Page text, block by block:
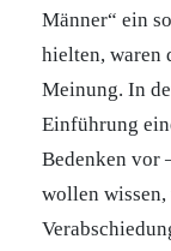
Männer“ ein
hielten, waren
Meinung. In
Einführung
Bedenken vor
wollen wissen,